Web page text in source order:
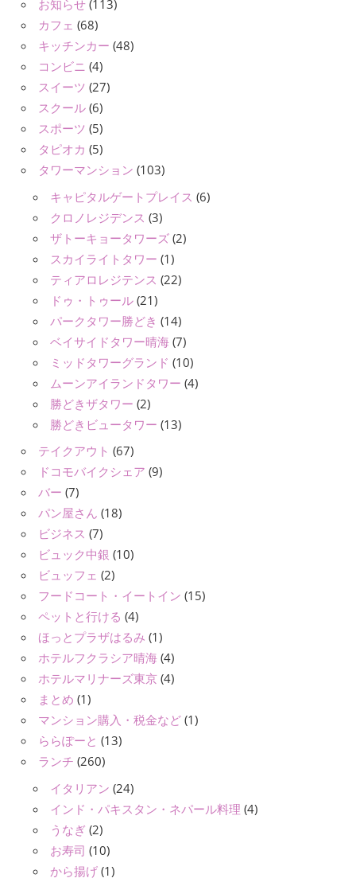
お知らせ (113)
カフェ (68)
キッチンカー (48)
コンビニ (4)
スイーツ (27)
スクール (6)
スポーツ (5)
タピオカ (5)
タワーマンション (103)
キャピタルゲートプレイス (6)
クロノレジデンス (3)
ザトーキョータワーズ (2)
スカイライトタワー (1)
ティアロレジテンス (22)
ドゥ・トゥール (21)
パークタワー勝どき (14)
ベイサイドタワー晴海 (7)
ミッドタワーグランド (10)
ムーンアイランドタワー (4)
勝どきザタワー (2)
勝どきビュータワー (13)
テイクアウト (67)
ドコモバイクシェア (9)
バー (7)
パン屋さん (18)
ビジネス (7)
ビュック中銀 (10)
ビュッフェ (2)
フードコート・イートイン (15)
ペットと行ける (4)
ほっとプラザはるみ (1)
ホテルフクラシア晴海 (4)
ホテルマリナーズ東京 (4)
まとめ (1)
マンション購入・税金など (1)
ららぽーと (13)
ランチ (260)
イタリアン (24)
インド・パキスタン・ネパール料理 (4)
うなぎ (2)
お寿司 (10)
から揚げ (1)